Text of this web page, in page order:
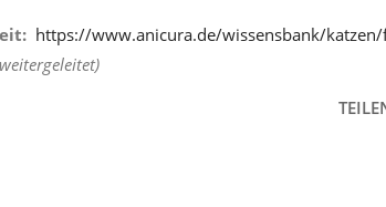
https://www.anicura.de/wissensbank/